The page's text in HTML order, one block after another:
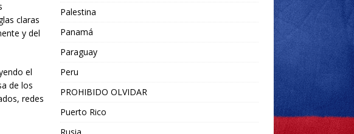
claras
y del
el
de los
redes
Palestina
Panamá
Paraguay
Peru
PROHIBIDO OLVIDAR
Puerto Rico